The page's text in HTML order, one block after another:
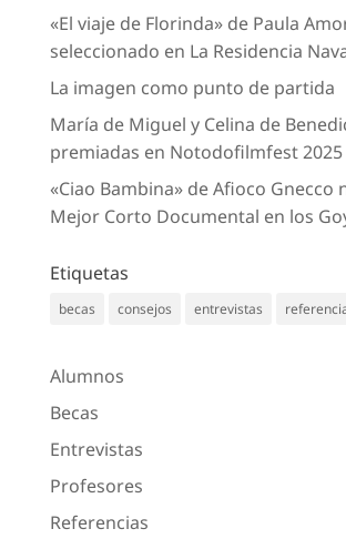
«El viaje de Florinda» de Paula
seleccionado en La Residencia
La imagen como punto de partida
María de Miguel y Celina de
premiadas en Notodofilmfest 2025
«Ciao Bambina» de Afioco Gnecco
Mejor Corto Documental en los
Etiquetas
becas consejos entrevistas
Alumnos
Becas
Entrevistas
Profesores
Referencias